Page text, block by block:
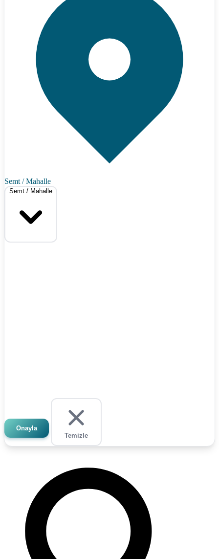
Semt / Mahalle
Semt / Mahalle
Onayla
Temizle